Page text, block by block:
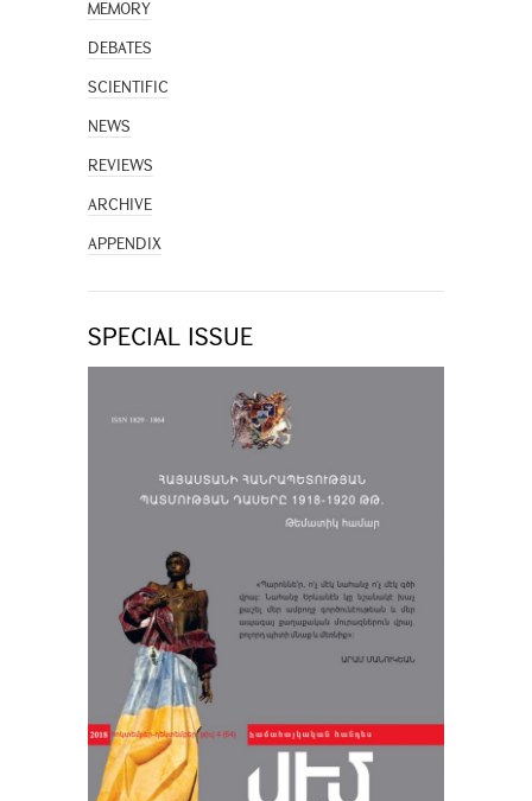
MEMORY
DEBATES
SCIENTIFIC
NEWS
REVIEWS
ARCHIVE
APPENDIX
SPECIAL ISSUE